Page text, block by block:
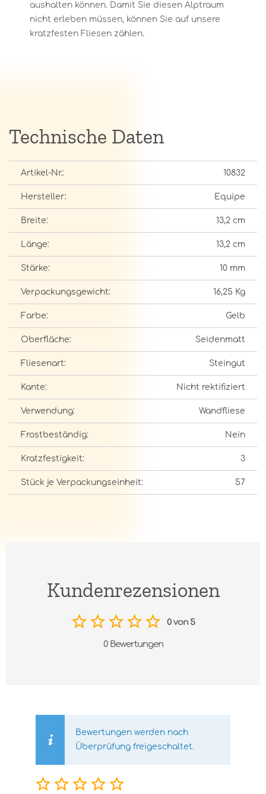
aushalten können. Damit Sie diesen Alptraum
nicht erleben müssen, können Sie auf unsere
kratzfesten Fliesen zählen.
Technische Daten
Artikel-Nr.: 10832
Hersteller: Equipe
Breite: 13,2 cm
Länge: 13,2 cm
Stärke: 10 mm
Verpackungsgewicht: 16,25 Kg
Farbe: Gelb
Oberfläche: Seidenmatt
Fliesenart: Steingut
Kante: Nicht rektifiziert
Verwendung: Wandfliese
Frostbeständig: Nein
Kratzfestigkeit: 3
Stück je Verpackungseinheit: 57
Kundenrezensionen
0 von 5
0 Bewertungen
Bewertungen werden nach
Überprüfung freigeschaltet.